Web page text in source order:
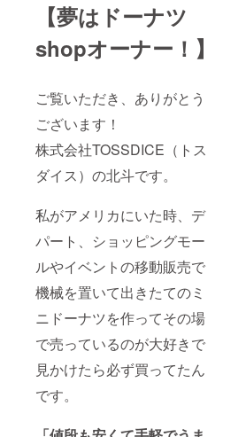
【夢はドーナツ
shopオーナー！】
ご覧いただき、ありがとう
ございます！
株式会社TOSSDICE（トス
ダイス）の北斗です。
私がアメリカにいた時、デ
パート、ショッピングモー
ルやイベントの移動販売で
機械を置いて出きたてのミ
ニドーナツを作ってその場
で売っているのが大好きで
見かけたら必ず買ってたん
です。